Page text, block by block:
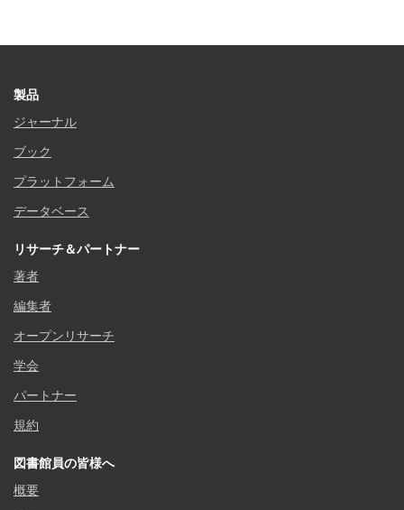
製品
ジャーナル
ブック
プラットフォーム
データベース
リサーチ＆パートナー
著者
編集者
オープンリサーチ
学会
パートナー
規約
図書館員の皆様へ
概要